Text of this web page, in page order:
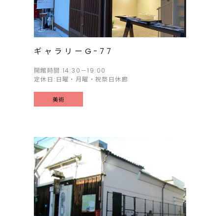
ギャラリーG-77
開館時間:14:30－19:00
定休日:日曜・月曜・祝祭日休廊
美術